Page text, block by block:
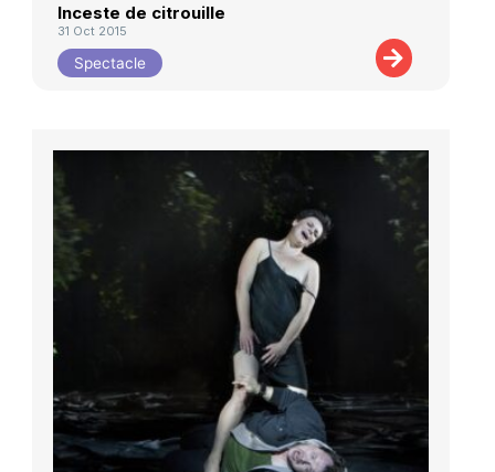
Inceste de citrouille
31 Oct 2015
Spectacle